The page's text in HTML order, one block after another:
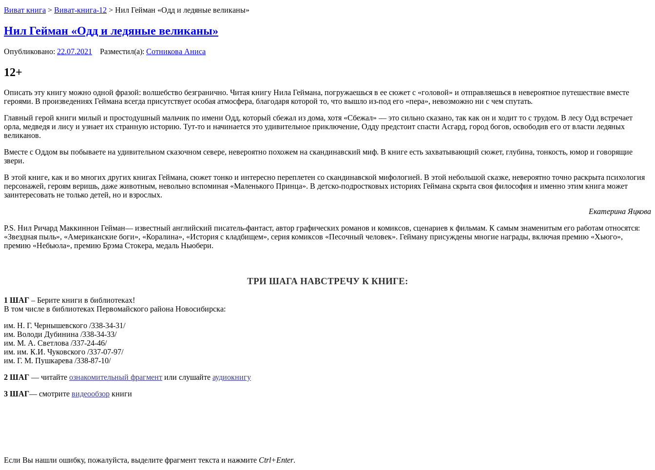
Виват книга > Виват-книга-12 > Нил Гейман «Одд и ледяные великаны»
Нил Гейман «Одд и ледяные великаны»
Опубликовано: 22.07.2021 Разместил(а): Сотникова Аниса
12+
Описать эту книгу можно одной фразой: волшебство безгранично. Читая книгу Нила Геймана, погружаешься в ее сюжет с «головой» и отправляешься в невероятное путешествие вместе
героями. В произведениях Геймана всегда присутствует особая атмосфера, благодаря которой то, что вышло из-под его «пера», невозможно ни с чем спутать.
Главный герой книги милый и простодушный мальчик по имени Одд, который сбежал из дома, хотя «Сбежал» — это сильно сказано, так как он и ходит то с трудом. В лесу Одд встречает
орла, медведя и лису и узнает их странную историю. Тут-то и начинается это удивительное приключение, Одду предстоит спасти Асгард, город богов, освободив его от власти ледяных
великанов.
Вместе с Оддом вы побываете на удивительном сказочном севере, невероятно похожем на скандинавский миф. В книге есть захватывающий сюжет, глубина, тонкость, юмор и говорящие
звери.
В этой книге, как и во многих других книгах Геймана, сюжет тонко и интересно переплетен со скандинавской мифологией. В этой небольшой сказке, невероятно точно раскрыта психология
персонажей, героям веришь, даже животным, невольно вспоминая «Маленького Принца». В детско-подростковых историях Геймана скрыта своя философия и именно этим книга может
заинтересовать не только детей, но и взрослых.
Екатерина Яцкова
P.S. Нил Ричард Маккиннон Гейман— известный английский писатель-фантаст, автор графических романов и комиксов, сценариев к фильмам. К самым знаменитым его работам относятся:
«Звездная пыль», «Американские боги», «Коралина», «История с кладбищем», серия комиксов «Песочный человек». Гейману присуждены многие награды, включая премию «Хьюго»,
премию «Небьюла», премию Брэма Стокера, медаль Ньюбери.
ТРИ ШАГА НАВСТРЕЧУ К КНИГЕ:
1 ШАГ – Берите книги в библиотеках!
В том числе в библиотеках Первомайского района Новосибирска:
им. Н. Г. Чернышевского /338-34-31/
им. Володи Дубинина /338-34-33/
им. М. А. Светлова /337-24-46/
им. им. К.И. Чуковского /337-07-97/
им. Г. М. Пушкарева /338-87-10/
2 ШАГ — читайте ознакомительный фрагмент или слушайте аудиокнигу
3 ШАГ— смотрите видеообзор книги
Если Вы нашли ошибку, пожалуйста, выделите фрагмент текста и нажмите Ctrl+Enter.